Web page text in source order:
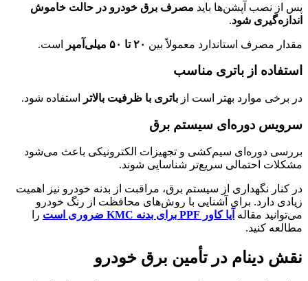
پس از نصب آپشن‌ها باید مصرف برق خودرو در حالت خاموش
اندازه‌گیری شود.
مقدار مصرف استاندارد معمولاً بین ۲۰ تا ۵۰ میلی‌آمپر است.
استفاده از باتری مناسب
در برخی موارد بهتر است از باتری با ظرفیت بالاتر استفاده شود.
سرویس دوره‌ای سیستم برق
بررسی دوره‌ای سیم‌کشی و تجهیزات الکترونیکی باعث می‌شود
مشکلات احتمالی سریع‌تر شناسایی شوند.
در کنار نگهداری از سیستم برق، مراقبت از بدنه خودرو نیز اهمیت
زیادی دارد. برای آشنایی با روش‌های محافظت از رنگ خودرو
می‌توانید مقاله آیا کاور PPF برای بدنه KMC ضروری است
را
مطالعه کنید.
نقش دینام در تأمین برق خودرو